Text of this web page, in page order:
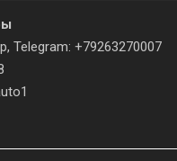
Telegram: +79263270007